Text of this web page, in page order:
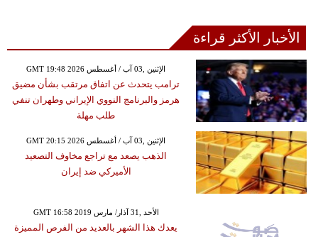
الأخبار الأكثر قراءة
GMT 19:48 2026 الإثنين ,03 آب / أغسطس
ترامب يتحدث عن اتفاق مرتقب بشأن مضيق
هرمز والبرنامج النووي الإيراني وطهران تنفي
طلب مهلة
GMT 20:15 2026 الإثنين ,03 آب / أغسطس
الذهب يصعد مع تراجع مخاوف التصعيد
الأميركي ضد إيران
GMT 16:58 2019 الأحد ,31 آذار/ مارس
يعدك هذا الشهر بالعديد من الفرص المميزة